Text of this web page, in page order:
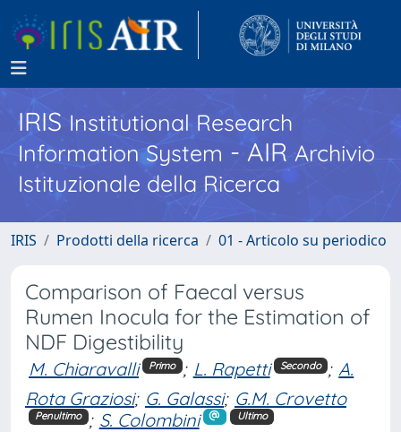
IRISInstitutional Research
Information System - AIR Archivio
Istituzionale della Ricerca
IRIS Prodotti della ricerca 01 - Articolo su periodico
Comparison of Faecal versus
Rumen Inocula for the Estimation of
NDF Digestibility
M. Chiaravalli Primo ; L. Rapetti Secondo ; A.
Rota Graziosi; G. Galassi; G.M. Crovetto
Penultimo ; S. Colombini Ultimo